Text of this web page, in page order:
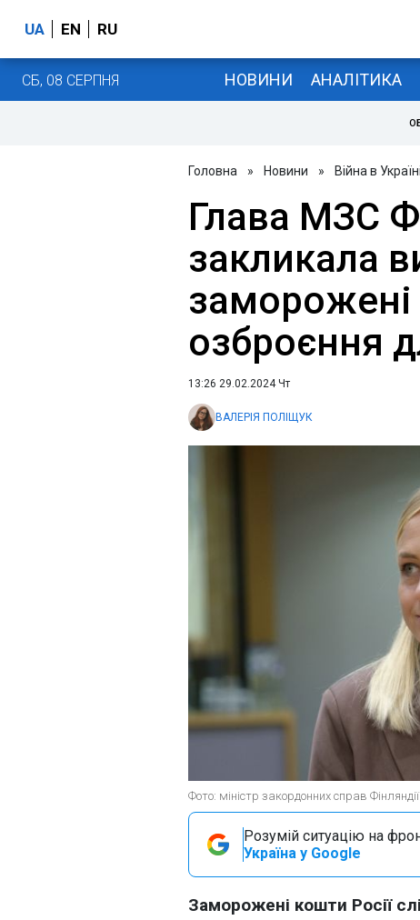
UA EN RU
СБ, 08 СЕРПНЯ НОВИНИ АНАЛІТИКА
Головна » Новини » Війна в Україні
Глава МЗС
закликала
озброєння
13:26 29.02.2024 Чт
ВАЛЕРІЯ ПОЛІЩУК
Фото: міністр закордонних справ
Розумій ситуацію на
Україна у Google
Заморожені кошти Росії